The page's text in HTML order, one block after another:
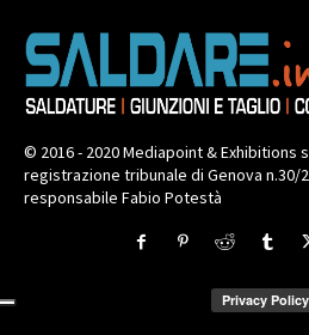
© 2016 - 2020 Mediapoint & Exhibitions
registrazione tribunale di Genova n.30/
responsabile Fabio Potestà